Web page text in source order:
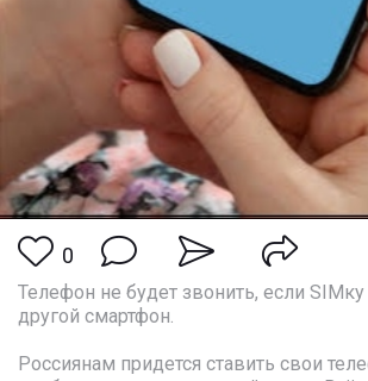
0
Телефон не будет звонить, если
другой смартфон.
Россиянам придется ставить свои